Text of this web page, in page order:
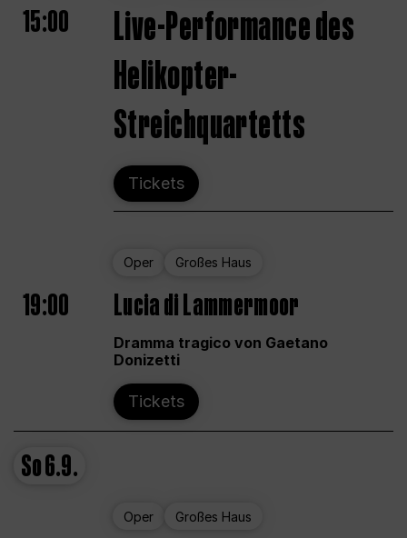
15:00
Live-Performance des
Helikopter-
Streichquartetts
Tickets
Oper Großes Haus
19:00 Lucia di Lammermoor
Dramma tragico von Gaetano
Donizetti
Tickets
So6.9.
Oper Großes Haus